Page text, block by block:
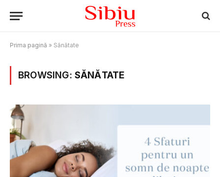
Prima pagină » Sănătate
BROWSING: SĂNĂTATE